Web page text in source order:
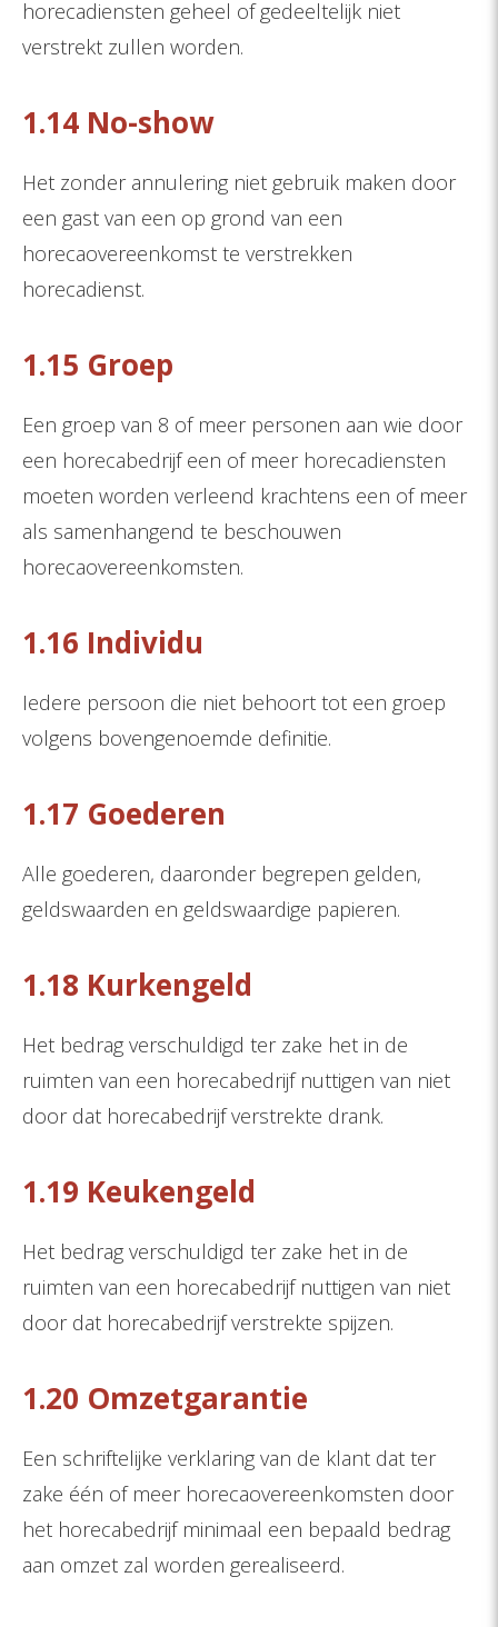
horecadiensten geheel of gedeeltelijk niet
verstrekt zullen worden.
1.14 No-show
Het zonder annulering niet gebruik maken door
een gast van een op grond van een
horecaovereenkomst te verstrekken
horecadienst.
1.15 Groep
Een groep van 8 of meer personen aan wie door
een horecabedrijf een of meer horecadiensten
moeten worden verleend krachtens een of meer
als samenhangend te beschouwen
horecaovereenkomsten.
1.16 Individu
Iedere persoon die niet behoort tot een groep
volgens bovengenoemde definitie.
1.17 Goederen
Alle goederen, daaronder begrepen gelden,
geldswaarden en geldswaardige papieren.
1.18 Kurkengeld
Het bedrag verschuldigd ter zake het in de
ruimten van een horecabedrijf nuttigen van niet
door dat horecabedrijf verstrekte drank.
1.19 Keukengeld
Het bedrag verschuldigd ter zake het in de
ruimten van een horecabedrijf nuttigen van niet
door dat horecabedrijf verstrekte spijzen.
1.20 Omzetgarantie
Een schriftelijke verklaring van de klant dat ter
zake één of meer horecaovereenkomsten door
het horecabedrijf minimaal een bepaald bedrag
aan omzet zal worden gerealiseerd.